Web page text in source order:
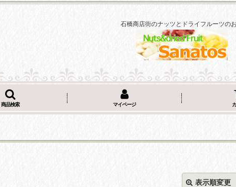
石橋商店街のナッツとドライフルーツの
商品検索 マイページ
表示順変更